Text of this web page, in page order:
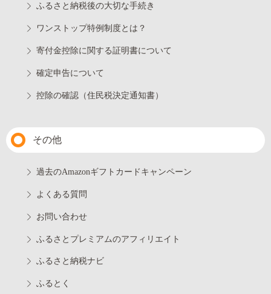
ふるさと納税後の大切な手続き
ワンストップ特例制度とは？
寄付金控除に関する証明書について
確定申告について
控除の確認（住民税決定通知書）
その他
過去のAmazonギフトカードキャンペーン
よくある質問
お問い合わせ
ふるさとプレミアムのアフィリエイト
ふるさと納税ナビ
ふるとく